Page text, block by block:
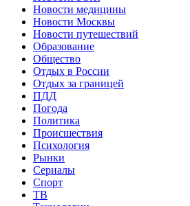
Новости медицины
Новости Москвы
Новости путешествий
Образование
Общество
Отдых в России
Отдых за границей
ПДД
Погода
Политика
Происшествия
Психология
Рынки
Сериалы
Спорт
ТВ